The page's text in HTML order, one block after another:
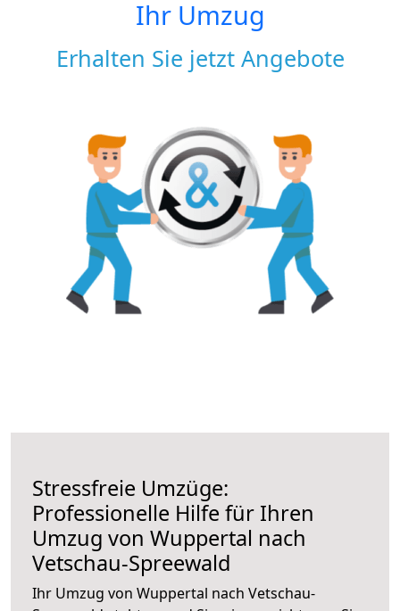
Ihr Umzug
Erhalten Sie jetzt Angebote
Stressfreie Umzüge:
Professionelle Hilfe für Ihren
Umzug von Wuppertal nach
Vetschau-Spreewald
Ihr Umzug von Wuppertal nach Vetschau-